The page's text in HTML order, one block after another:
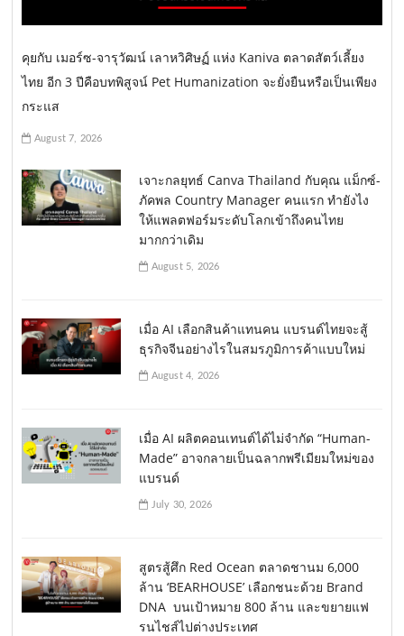
คุยกับ เมอร์ซ-จารุวัฒน์ เลาหวิศิษฏ์ แห่ง Kaniva ตลาดสัตว์เลี้ยง
ไทย อีก 3 ปีคือบทพิสูจน์ Pet Humanization จะยั่งยืนหรือเป็นเพียง
กระแส
August 7, 2026
เจาะกลยุทธ์ Canva Thailand กับคุณ แม็กซ์-
ภัคพล Country Manager คนแรก ทำยังไง
ให้แพลตฟอร์มระดับโลกเข้าถึงคนไทย
มากกว่าเดิม
August 5, 2026
เมื่อ AI เลือกสินค้าแทนคน แบรนด์ไทยจะสู้
ธุรกิจจีนอย่างไรในสมรภูมิการค้าแบบใหม่
August 4, 2026
เมื่อ AI ผลิตคอนเทนต์ได้ไม่จำกัด “Human-
Made” อาจกลายเป็นฉลากพรีเมียมใหม่ของ
แบรนด์
July 30, 2026
สูตรสู้ศึก Red Ocean ตลาดชานม 6,000
ล้าน ‘BEARHOUSE’ เลือกชนะด้วย Brand
DNA บนเป้าหมาย 800 ล้าน และขยายแฟ
รนไชส์ไปต่างประเทศ